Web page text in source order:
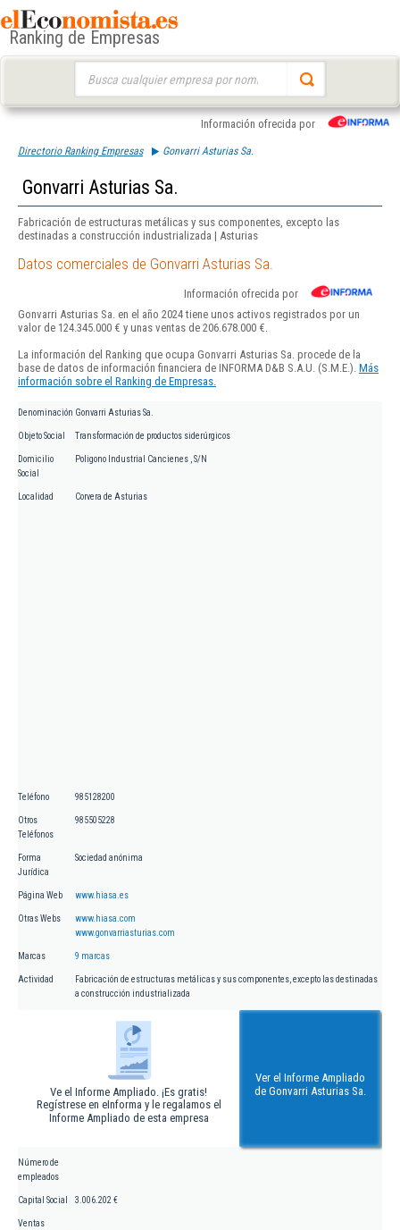
Ranking de Empresas
Información ofrecida por
Directorio Ranking Empresas Gonvarri Asturias Sa.
Gonvarri Asturias Sa.
Fabricación de estructuras metálicas y sus componentes, excepto las
destinadas a construcción industrializada | Asturias
Datos comerciales de Gonvarri Asturias Sa.
Información ofrecida por
Gonvarri Asturias Sa. en el año 2024 tiene unos activos registrados por un
valor de 124.345.000 € y unas ventas de 206.678.000 €.
La información del Ranking que ocupa Gonvarri Asturias Sa. procede de la
base de datos de información financiera de INFORMA D&B S.A.U. (S.M.E.). Más
información sobre el Ranking de Empresas.
Denominación Gonvarri Asturias Sa.
Objeto Social Transformación de productos siderúrgicos
Domicilio
Social
Poligono Industrial Cancienes , S/N
Localidad Corvera de Asturias
Teléfono 985128200
Otros
Teléfonos
985505228
Forma
Jurídica
Sociedad anónima
Página Web www.hiasa.es
Otras Webs
www.hiasa.com
www.gonvarriasturias.com
Marcas 9 marcas
Actividad
Fabricación de estructuras metálicas y sus componentes, excepto las destinadas
a construcción industrializada
Ve el Informe Ampliado. ¡Es gratis!
Regístrese en eInforma y le regalamos el
Informe Ampliado de esta empresa
Ver el Informe Ampliado
de Gonvarri Asturias Sa.
Número de
empleados
Capital Social 3.006.202 €
Ventas